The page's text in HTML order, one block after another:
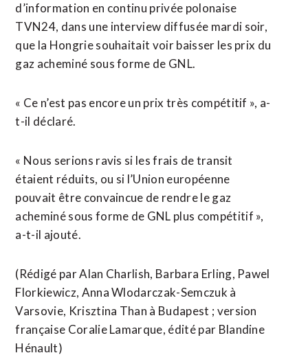
d’information en continu privée polonaise
TVN24, dans une interview diffusée mardi soir,
que la Hongrie souhaitait voir baisser les prix du
gaz acheminé sous forme de GNL.
« Ce n’est pas encore un prix très compétitif », a-
t-il déclaré.
« Nous serions ravis si les frais ⁠de transit
étaient réduits, ou si l’Union européenne
pouvait être convaincue de rendre le gaz
acheminé sous forme de GNL plus compétitif »,
a-t-il ajouté.
(Rédigé par Alan Charlish, Barbara Erling, ​Pawel
Florkiewicz, Anna Wlodarczak-Semczuk à
Varsovie, Krisztina Than à Budapest ; version ​
française Coralie Lamarque, édité par Blandine
Hénault)